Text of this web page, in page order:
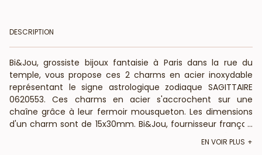
DESCRIPTION
Bi&Jou, grossiste bijoux fantaisie à Paris dans la rue du
temple, vous propose ces 2 charms en acier inoxydable
représentant le signe astrologique zodiaque SAGITTAIRE
0620553. Ces charms en acier s'accrochent sur une
chaîne grâce à leur fermoir mousqueton. Les dimensions
d'un charm sont de 15x30mm. Bi&Jou, fournisseur français
annonce que ce bijou fantaisie ne contient pas de nickel,
...
EN VOIR PLUS